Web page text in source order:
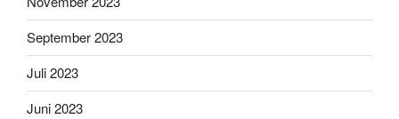
September 2023
Juli 2023
Juni 2023